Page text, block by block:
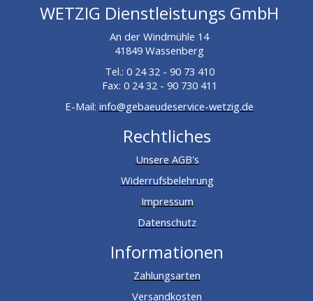
WETZIG Dienstleistungs GmbH
An der Windmühle 14
41849 Wassenberg
Tel.: 0 24 32 - 90 73 410
Fax: 0 24 32 - 90 730 411
E-Mail: info@gebaeudeservice-wetzig.de
Rechtliches
Unsere AGB's
Widerrufsbelehrung
Impressum
Datenschutz
Informationen
Zahlungsarten
Versandkosten